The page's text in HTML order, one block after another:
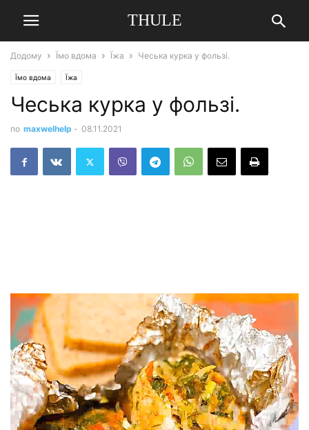
THULE
Додому Їмо вдома Їжа Чеська курка у фользі.
Їмо вдома Їжа
Чеська курка у фользі.
по maxwelhelp - 08.11.2021